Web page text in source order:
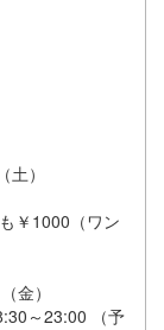
）
￥1000（ ワン
金）
～23:00 （予